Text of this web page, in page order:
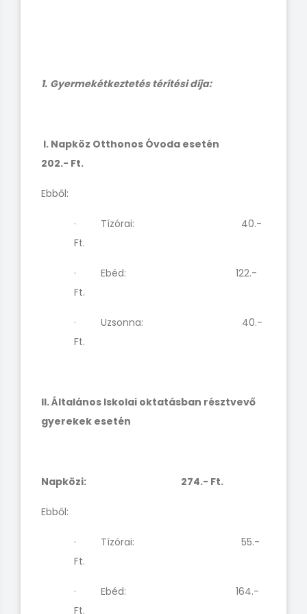
1. Gyermekétkeztetés térítési díja:
I. Napköz Otthonos Óvoda esetén
202.- Ft.
Ebből:
· Tízórai: 40.-
Ft.
· Ebéd: 122.-
Ft.
· Uzsonna: 40.-
Ft.
II. Általános Iskolai oktatásban résztvevő
gyerekek esetén
Napközi: 274.- Ft.
Ebből:
· Tízórai: 55.-
Ft.
· Ebéd: 164.-
Ft.